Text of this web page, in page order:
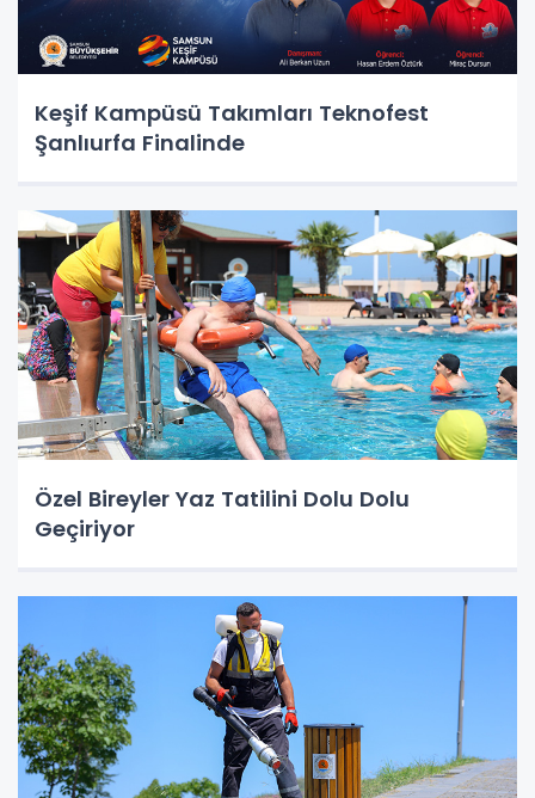
Keşif Kampüsü Takımları Teknofest
Şanlıurfa Finalinde
Özel Bireyler Yaz Tatilini Dolu Dolu
Geçiriyor